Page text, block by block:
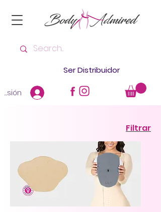
Ser Distribuidor
Filtrar